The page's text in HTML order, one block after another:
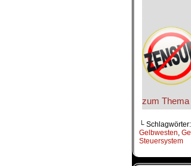
zum
└ Schlagwörter:
Gelbwesten,
Steuersystem